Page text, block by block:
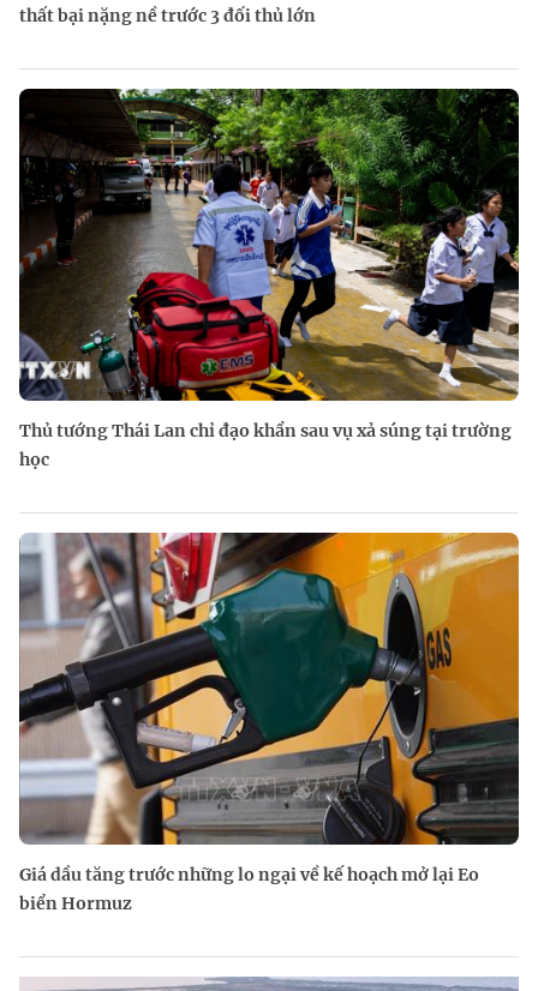
thất bại nặng nề trước 3 đối thủ lớn
Thủ tướng Thái Lan chỉ đạo khẩn sau vụ xả súng tại trường
học
Giá dầu tăng trước những lo ngại về kế hoạch mở lại Eo
biển Hormuz